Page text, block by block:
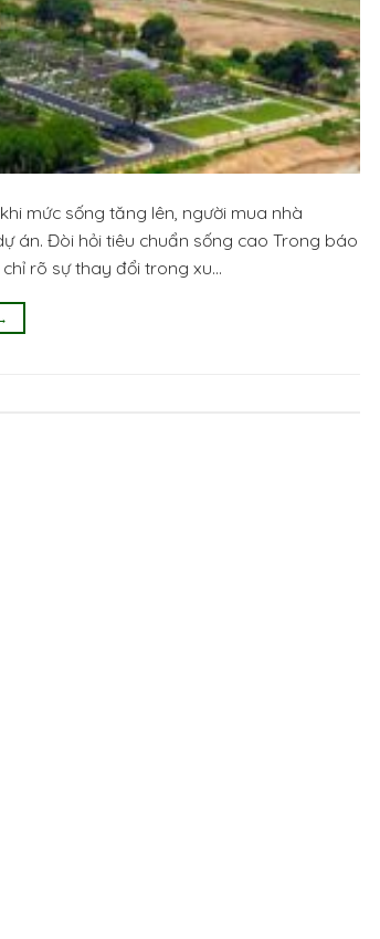
mức sống tăng lên, người mua nhà
án. Đòi hỏi tiêu chuẩn sống cao Trong báo
rõ sự thay đổi trong xu…